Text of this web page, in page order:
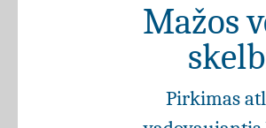
Mažos
Pirkimas